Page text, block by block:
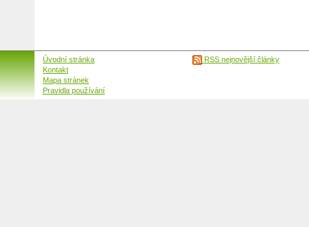
Úvodní stránka
Kontakt
Mapa stránek
Pravidla používání
RSS nejnovější články